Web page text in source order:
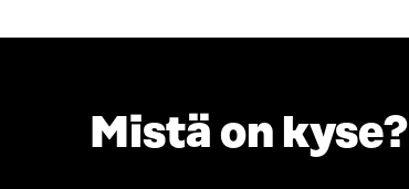
Mistä on kyse?